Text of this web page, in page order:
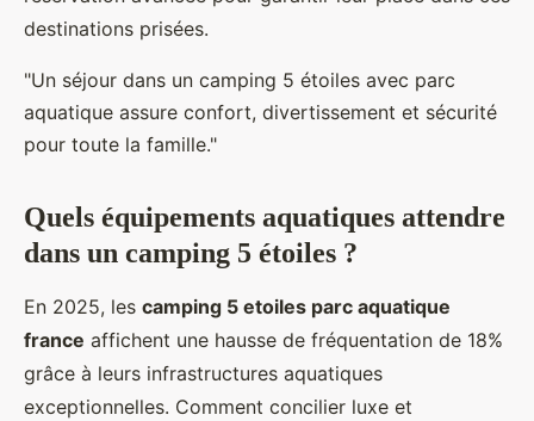
(2025)
Augmentatio
n de
fréquentatio
+23% pour les campings haut de
gamme, +18% pour
infrastructures aquatiques
destinations prisées.
"Un séjour dans un camping 5 étoiles avec parc
aquatique assure confort, divertissement et sécurité
pour toute la famille."
Quels équipements aquatiques attendre
dans un camping 5 étoiles ?
En 2025, les camping 5 etoiles parc aquatique
france affichent une hausse de fréquentation de 18%
grâce à leurs infrastructures aquatiques
exceptionnelles. Comment concilier luxe et